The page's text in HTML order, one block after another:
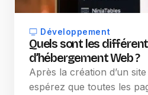
Développement
Quels sont les
d’hébergement Web ?
Après la création d’un
espérez que toutes les